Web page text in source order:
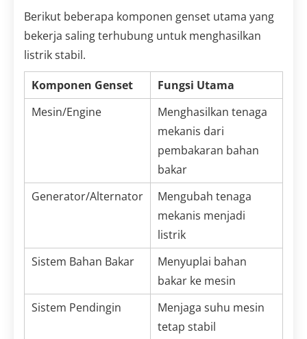
Berikut beberapa komponen genset utama yang
bekerja saling terhubung untuk menghasilkan
listrik stabil.
Komponen Genset
Fungsi Utama
Mesin/Engine
Menghasilkan tenaga
mekanis dari
pembakaran bahan
bakar
Generator/Alternator
Mengubah tenaga
mekanis menjadi
listrik
Sistem Bahan Bakar
Menyuplai bahan
bakar ke mesin
Sistem Pendingin
Menjaga suhu mesin
tetap stabil